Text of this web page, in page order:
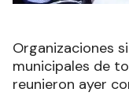
Organizaciones
municipales de
reunieron ayer